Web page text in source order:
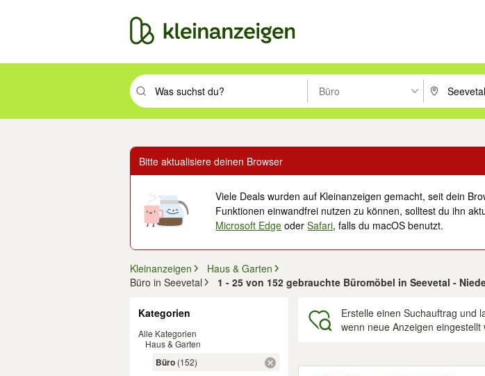
Suchbegriff eingeben. Eingabetaste drücken um zu suchen, oder Vorschläge
Büro PLZ oder
Bitte aktualisiere deinen Browser
Viele Deals wurden auf Kleinanzeigen gemacht, seit dein
Funktionen einwandfrei nutzen zu können, solltest du ihn
Microsoft Edge oderSafari, falls du macOS benutzt.
Kleinanzeigen
Haus & Garten
Büro in Seevetal
1 - 25 von 152 gebrauchte Büromöbel in Seevetal -
Kategorien
Alle Kategorien
Haus & Garten
Büro (152)
Erstelle einen Suchauftrag und
wenn neue Anzeigen eingestellt